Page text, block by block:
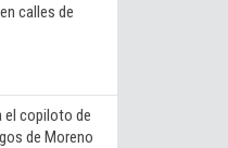
calles de
el copiloto de
de Moreno